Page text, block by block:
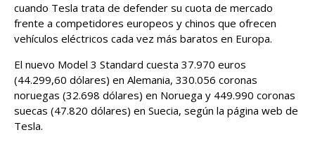
cuando Tesla trata de defender su cuota de mercado
frente a competidores europeos y ​chinos que ofrecen
vehículos eléctricos cada vez ‌más baratos en Europa.
El nuevo Model 3 Standard cuesta 37.970 euros
(44.299,60 dólares) en Alemania, 330.056 coronas
noruegas (32.698 dólares) en Noruega y 449.990 coronas
suecas (47.820 dólares) en Suecia, según la página web ⁠de
Tesla.